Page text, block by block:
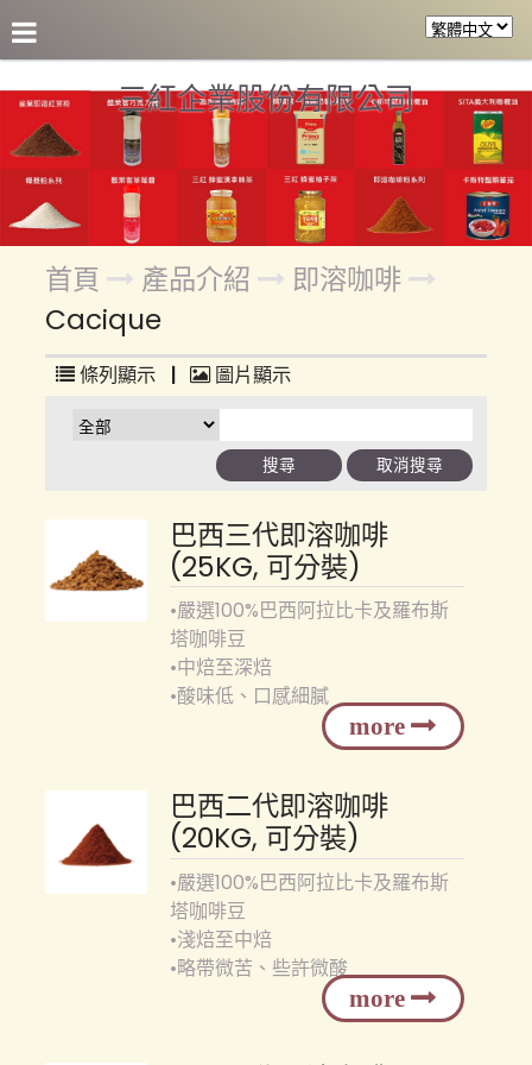
三紅企業股份有限公司
首頁 產品介紹
即溶咖啡
Cacique
條列顯示 | 圖片顯示
巴西三代即溶咖啡
(25KG, 可分裝)
•嚴選100%巴西阿拉比卡及羅布斯
塔咖啡豆
•中焙至深焙
•酸味低、口感細膩
巴西二代即溶咖啡
(20KG, 可分裝)
•嚴選100%巴西阿拉比卡及羅布斯
塔咖啡豆
•淺焙至中焙
•略帶微苦、些許微酸